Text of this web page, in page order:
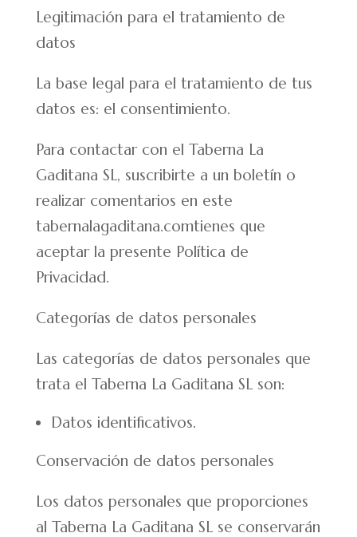
Legitimación para el tratamiento de
datos
La base legal para el tratamiento de tus
datos es: el consentimiento.
Para contactar con el Taberna La
Gaditana SL, suscribirte a un boletín o
realizar comentarios en este
tabernalagaditana.comtienes que
aceptar la presente Política de
Privacidad.
Categorías de datos personales
Las categorías de datos personales que
trata el Taberna La Gaditana SL son:
Datos identificativos.
Conservación de datos personales
Los datos personales que proporciones
al Taberna La Gaditana SL se conservarán